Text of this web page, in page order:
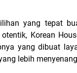
yang tepat
Korean
yang dibuat
lebih